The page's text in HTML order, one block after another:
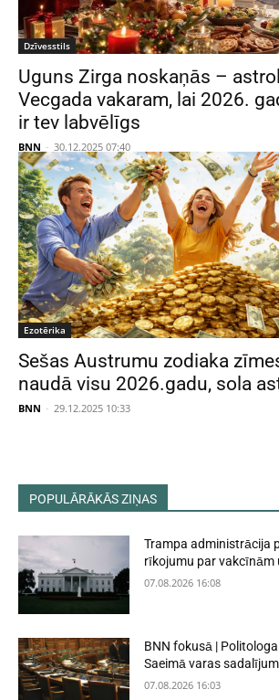
Dzīvesstils
Uguns Zirga noskaņās –
Vecgada vakaram, lai 2026.
ir tev labvēlīgs
BNN - 30.12.2025 07:40
Ezotērika
Sešas Austrumu zodiaka
naudā visu 2026.gadu, sola
BNN - 29.12.2025 10:33
POPULĀRĀKĀS ZIŅAS
Trampa administrācija
rīkojumu par vakcīnām
07.08.2026 16:08
BNN fokusā |
Saeimā varas
07.08.2026 16:03